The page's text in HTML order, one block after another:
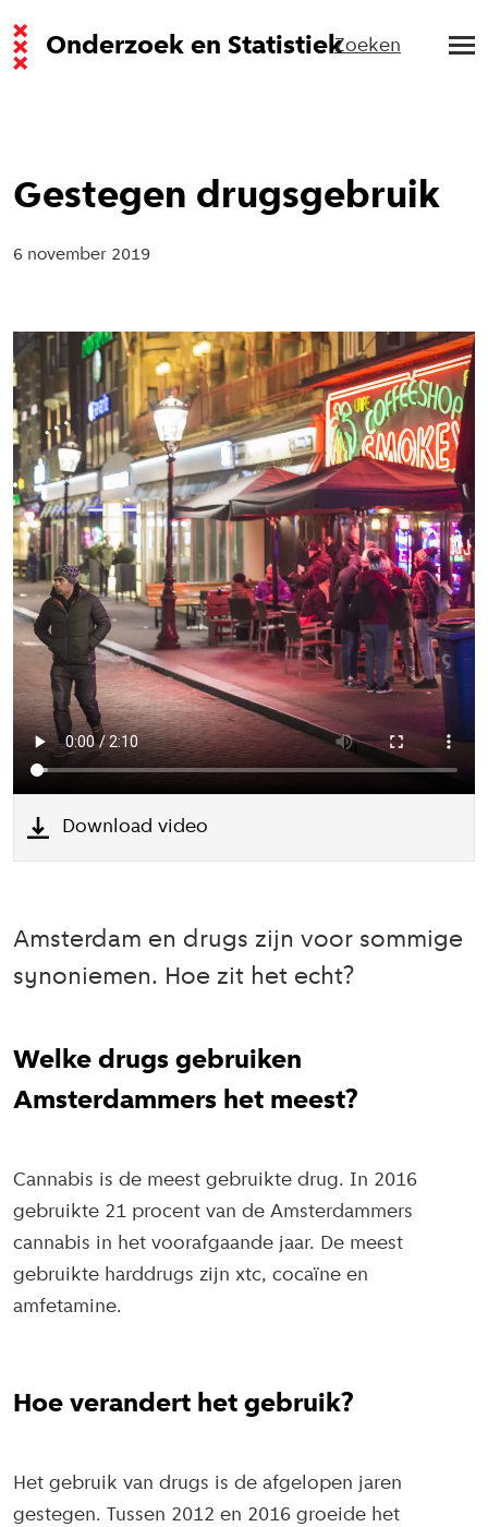
Onderzoek en StatistiekZoeken
Gestegen drugsgebruik
6 november 2019
Download video
Amsterdam en drugs zijn voor sommige
synoniemen. Hoe zit het echt?
Welke drugs gebruiken
Amsterdammers het meest?
Cannabis is de meest gebruikte drug. In 2016
gebruikte 21 procent van de Amsterdammers
cannabis in het voorafgaande jaar. De meest
gebruikte harddrugs zijn xtc, cocaïne en
amfetamine.
Hoe verandert het gebruik?
Het gebruik van drugs is de afgelopen jaren
gestegen. Tussen 2012 en 2016 groeide het